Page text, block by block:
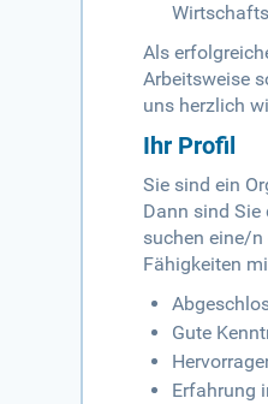
Als
Arbeitsweise
uns herzlich
Ihr Profil
Sie sind ein
Dann sind
suchen eine/
Fähigkeiten
Gute
Erfahrung